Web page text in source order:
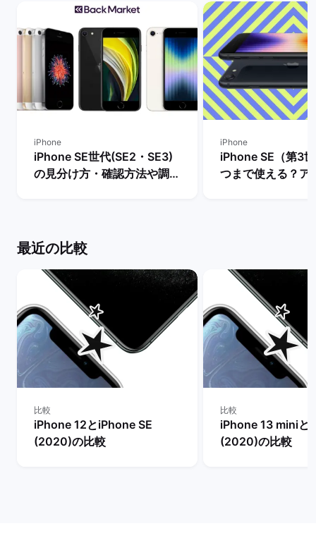
iPhone
iPhone SE世代(SE2・SE3)
の見分け方・確認方法や調べ
iPhone
iPhone SE（第3
つまで使える？ア
最近の比較
比較
iPhone 12とiPhone SE
(2020)の比較
比較
iPhone 13 miniと
(2020)の比較